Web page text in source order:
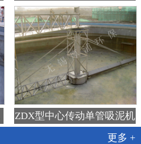
ZDX型中心传动单管吸泥机
更多 +